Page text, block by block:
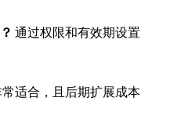
通过权限和有效期设置
适合，且后期扩展成本